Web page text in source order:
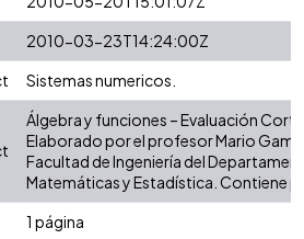
2010-03-23T14:24:00Z
Sistemas numericos.
Álgebra y funciones – Evaluación
Elaborado por el profesor Mario Gama
Facultad de Ingeniería del
Matemáticas y Estadística. Contiene
1 página